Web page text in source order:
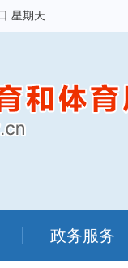
星期天
政务服务